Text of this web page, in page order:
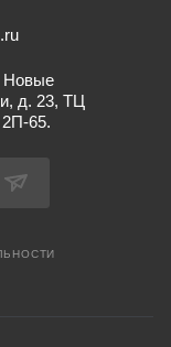
Новые
д. 23, ТЦ
65.